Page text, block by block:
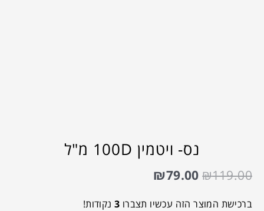
נס- ויטמין 100D מ"ל
₪119.00
₪79.00
ברכישת המוצר הזה עכשיו תצברו 3 נקודות!